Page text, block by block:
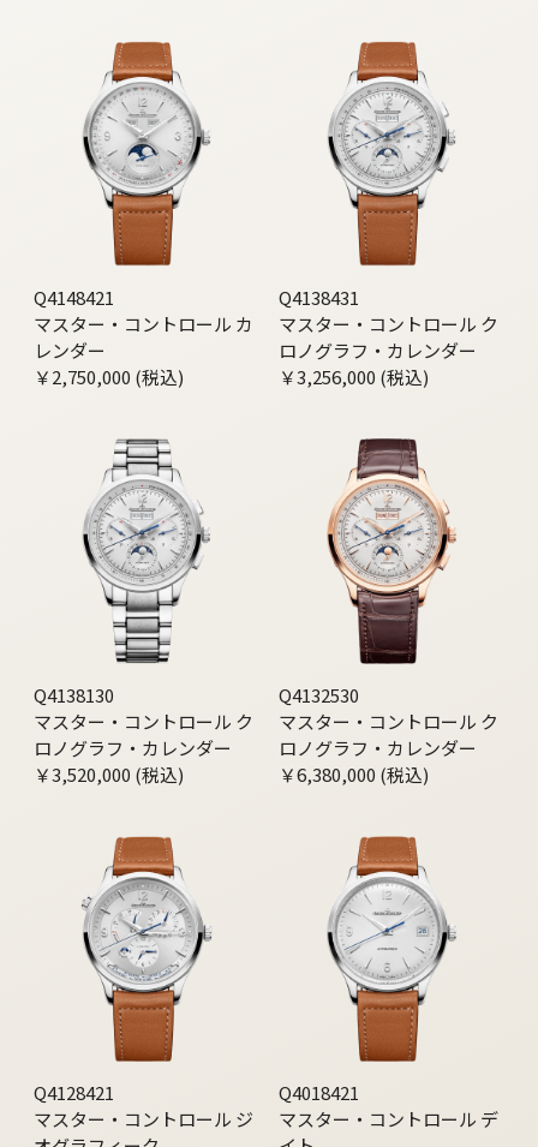
Q4148421
マスター・コントロール カ
レンダー
￥2,750,000 (税込)
Q4138431
マスター・コントロール ク
ロノグラフ・カレンダー
￥3,256,000 (税込)
Q4138130
マスター・コントロール ク
ロノグラフ・カレンダー
￥3,520,000 (税込)
Q4132530
マスター・コントロール ク
ロノグラフ・カレンダー
￥6,380,000 (税込)
Q4128421
マスター・コントロール ジ
Q4018421
マスター・コントロール デ